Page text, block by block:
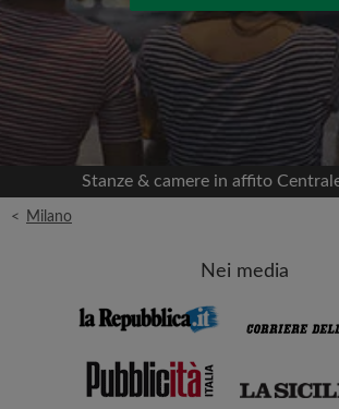
Accedi con Facebook
Non pubblicheremo mai nella tua
senza il tuo permesso
OPPURE
Nome
Data di trasferimento
Stanze & camere in affito
< Milano
Nei media